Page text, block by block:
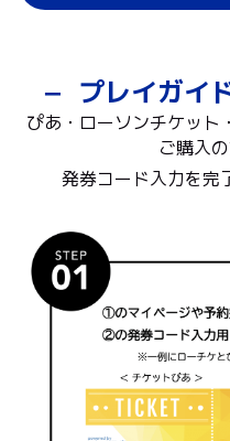
−  プレイガイ
ぴあ・ローソンチケット
ご購入
発券コード入力を完